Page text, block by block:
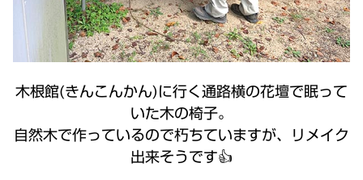
木根館(きんこんかん)に行く通路横の花壇で眠って
いた木の椅子。
自然木で作っているので朽ちていますが、リメイク
出来そうです👍